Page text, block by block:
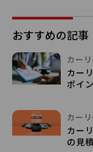
おすすめの記事
カー
カー
ポイ
カー
カー
の見